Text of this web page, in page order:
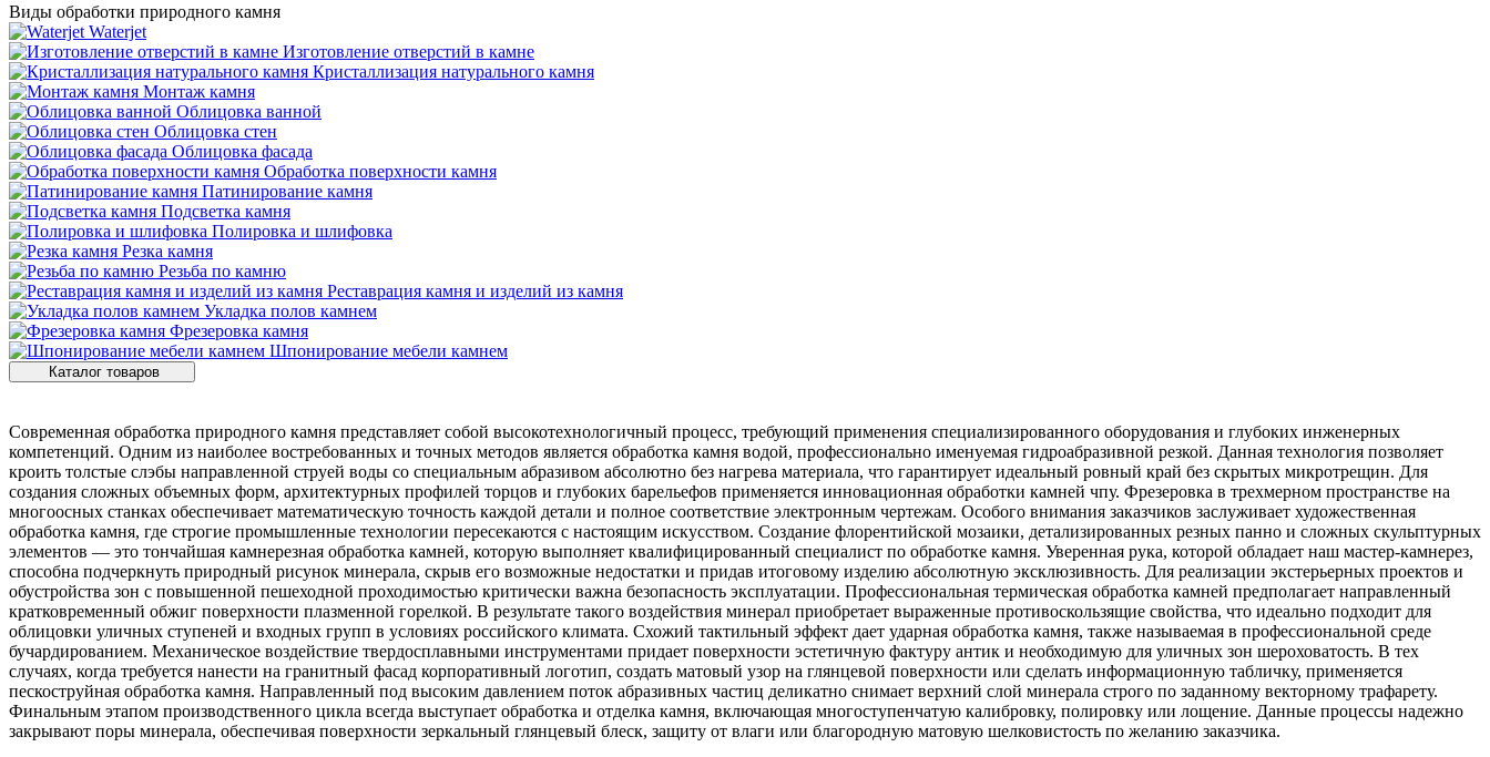
Виды обработки природного камня
Waterjet
Изготовление отверстий в камне
Кристаллизация натурального камня
Монтаж камня
Облицовка ванной
Облицовка стен
Облицовка фасада
Обработка поверхности камня
Патинирование камня
Подсветка камня
Полировка и шлифовка
Резка камня
Резьба по камню
Реставрация камня и изделий из камня
Укладка полов камнем
Фрезеровка камня
Шпонирование мебели камнем
Каталог товаров
Современная обработка природного камня представляет собой высокотехнологичный процесс, требующий применения специализированного оборудования и глубоких инженерных
компетенций. Одним из наиболее востребованных и точных методов является обработка камня водой, профессионально именуемая гидроабразивной резкой. Данная технология позволяет
кроить толстые слэбы направленной струей воды со специальным абразивом абсолютно без нагрева материала, что гарантирует идеальный ровный край без скрытых микротрещин. Для
создания сложных объемных форм, архитектурных профилей торцов и глубоких барельефов применяется инновационная обработки камней чпу. Фрезеровка в трехмерном пространстве на
многоосных станках обеспечивает математическую точность каждой детали и полное соответствие электронным чертежам. Особого внимания заказчиков заслуживает художественная
обработка камня, где строгие промышленные технологии пересекаются с настоящим искусством. Создание флорентийской мозаики, детализированных резных панно и сложных скульптурных
элементов — это тончайшая камнерезная обработка камней, которую выполняет квалифицированный специалист по обработке камня. Уверенная рука, которой обладает наш мастер-камнерез,
способна подчеркнуть природный рисунок минерала, скрыв его возможные недостатки и придав итоговому изделию абсолютную эксклюзивность. Для реализации экстерьерных проектов и
обустройства зон с повышенной пешеходной проходимостью критически важна безопасность эксплуатации. Профессиональная термическая обработка камней предполагает направленный
кратковременный обжиг поверхности плазменной горелкой. В результате такого воздействия минерал приобретает выраженные противоскользящие свойства, что идеально подходит для
облицовки уличных ступеней и входных групп в условиях российского климата. Схожий тактильный эффект дает ударная обработка камня, также называемая в профессиональной среде
бучардированием. Механическое воздействие твердосплавными инструментами придает поверхности эстетичную фактуру антик и необходимую для уличных зон шероховатость. В тех
случаях, когда требуется нанести на гранитный фасад корпоративный логотип, создать матовый узор на глянцевой поверхности или сделать информационную табличку, применяется
пескоструйная обработка камня. Направленный под высоким давлением поток абразивных частиц деликатно снимает верхний слой минерала строго по заданному векторному трафарету.
Финальным этапом производственного цикла всегда выступает обработка и отделка камня, включающая многоступенчатую калибровку, полировку или лощение. Данные процессы надежно
закрывают поры минерала, обеспечивая поверхности зеркальный глянцевый блеск, защиту от влаги или благородную матовую шелковистость по желанию заказчика.